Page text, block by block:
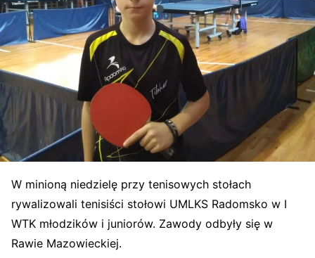
W minioną niedzielę przy tenisowych stołach
rywalizowali tenisiści stołowi UMLKS Radomsko w I
WTK młodzików i juniorów. Zawody odbyły się w
Rawie Mazowieckiej.